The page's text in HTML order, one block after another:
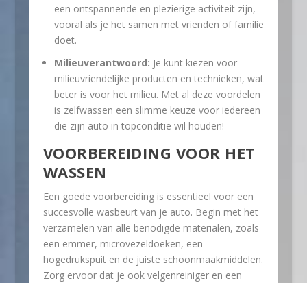
een ontspannende en plezierige activiteit zijn,
vooral als je het samen met vrienden of familie
doet.
Milieuverantwoord: Je kunt kiezen voor
milieuvriendelijke producten en technieken, wat
beter is voor het milieu. Met al deze voordelen
is zelfwassen een slimme keuze voor iedereen
die zijn auto in topconditie wil houden!
VOORBEREIDING VOOR HET
WASSEN
Een goede voorbereiding is essentieel voor een
succesvolle wasbeurt van je auto. Begin met het
verzamelen van alle benodigde materialen, zoals
een emmer, microvezeldoeken, een
hogedrukspuit en de juiste schoonmaakmiddelen.
Zorg ervoor dat je ook velgenreiniger en een